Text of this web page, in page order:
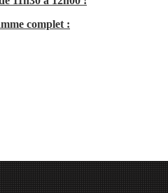
complet :